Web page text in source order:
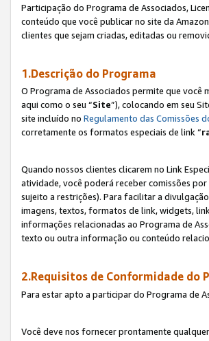
Participação do Programa de Associados,
conteúdo que você publicar no site da
clientes que sejam criadas, editadas ou
1.Descrição do Programa
O Programa de Associados permite que
aqui como o seu “Site”), colocando em seu
site incluído no Regulamento das Comissões
corretamente os formatos especiais de link “
Quando nossos clientes clicarem no Link
atividade, você poderá receber comissões
sujeito a restrições). Para facilitar a
imagens, textos, formatos de link, widgets,
informações relacionadas ao Programa de
texto ou outra informação ou conteúdo
2.Requisitos de Conformidade do
Para estar apto a participar do Programa de
Você deve nos fornecer prontamente